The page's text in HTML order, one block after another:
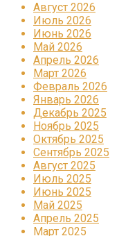
Август 2026
Июль 2026
Июнь 2026
Май 2026
Апрель 2026
Март 2026
Февраль 2026
Январь 2026
Декабрь 2025
Ноябрь 2025
Октябрь 2025
Сентябрь 2025
Август 2025
Июль 2025
Июнь 2025
Май 2025
Апрель 2025
Март 2025